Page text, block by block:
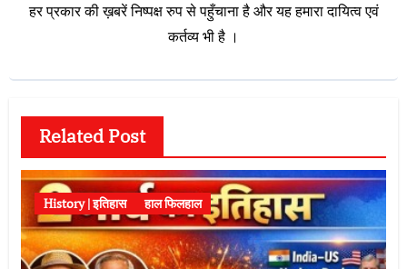
हर प्रकार की ख़बरें निष्पक्ष रुप से पहुँचाना है और यह हमारा दायित्व एवं
कर्तव्य भी है ।
Related Post
History | इतिहास हाल फिलहाल